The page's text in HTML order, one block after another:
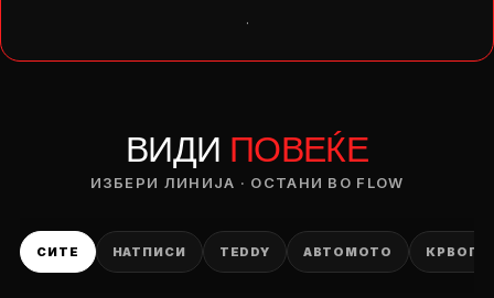
.
ВИДИ ПОВЕЌЕ
ИЗБЕРИ ЛИНИЈА · ОСТАНИ ВО FLOW
СИТЕ НАТПИСИ TEDDY АВТОМОТО